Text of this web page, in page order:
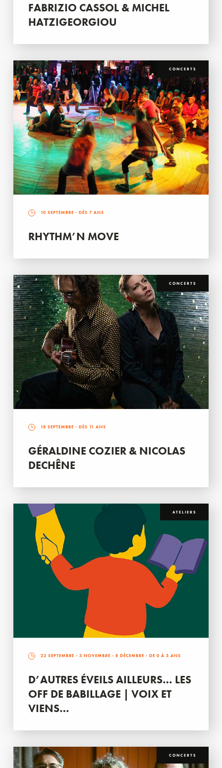
FABRIZIO CASSOL & MICHEL
HATZIGEORGIOU
CONCERTS
10 SEPTEMBRE - DÈS 7 ANS
RHYTHM’N MOVE
CONCERTS
18 SEPTEMBRE - DÈS 11 ANS
GÉRALDINE COZIER & NICOLAS
DECHÊNE
ATELIERS
22 SEPTEMBRE - 3 NOVEMBRE - 8 DÉCEMBRE - DE 0 À 3 ANS
D’AUTRES ÉVEILS AILLEURS… LES
OFF DE BABILLAGE | VOIX ET
VIENS…
CONCERTS